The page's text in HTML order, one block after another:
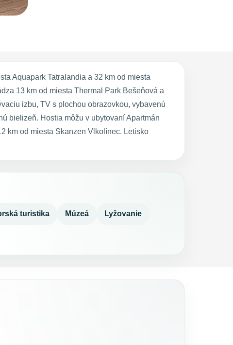
Aquapark Tatralandia a 32 km od miesta
13 km od miesta Thermal Park Bešeňová a
izbu, TV s plochou obrazovkou, vybavenú
bielizeň. Hostia môžu v ubytovaní Apartmán
km od miesta Skanzen Vlkolínec. Letisko
turistika Múzeá Lyžovanie